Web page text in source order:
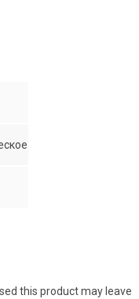
this product may leave